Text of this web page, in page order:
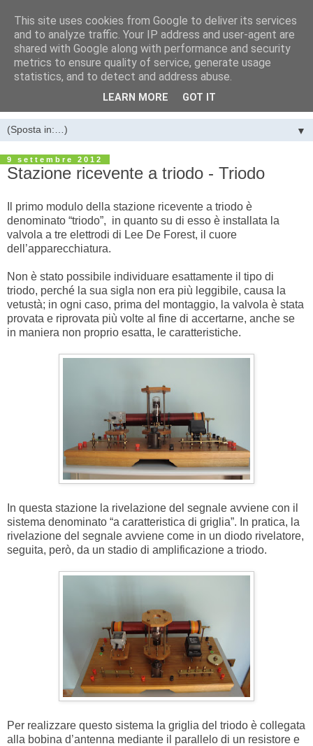
LA STANZA DEI BACHI di
Luigi Farano
Guglielmo Marconi e l’invenzione della telegrafia senza fili
▼
9 settembre 2012
Stazione ricevente a triodo - Triodo
Il primo modulo della stazione ricevente a triodo è
denominato “triodo”, in quanto su di esso è installata la
valvola a tre elettrodi di Lee De Forest, il cuore
dell’apparecchiatura.
Non è stato possibile individuare esattamente il tipo di
triodo, perché la sua sigla non era più leggibile, causa la
vetustà; in ogni caso, prima del montaggio, la valvola è stata
provata e riprovata più volte al fine di accertarne, anche se
in maniera non proprio esatta, le caratteristiche.
In questa stazione la rivelazione del segnale avviene con il
sistema denominato “a caratteristica di griglia”. In pratica, la
rivelazione del segnale avviene come in un diodo rivelatore,
seguita, però, da un stadio di amplificazione a triodo.
Per realizzare questo sistema la griglia del triodo è collegata
alla bobina d’antenna mediante il parallelo di un resistore e
This site uses cookies from Google to deliver its services
and to analyze traffic. Your IP address and user-agent are
shared with Google along with performance and security
metrics to ensure quality of service, generate usage
statistics, and to detect and address abuse.
LEARN MORE GOT IT